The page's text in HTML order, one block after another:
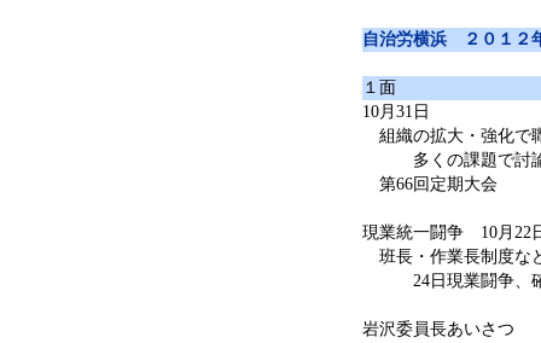
自治労横浜 ２０１２
１面
10月31日
組織の拡大・強化で
多くの課題で討
第66回定期大会
現業統一闘争 10月22
班長・作業長制度な
24日現業闘争、確
岩沢委員長あいさつ